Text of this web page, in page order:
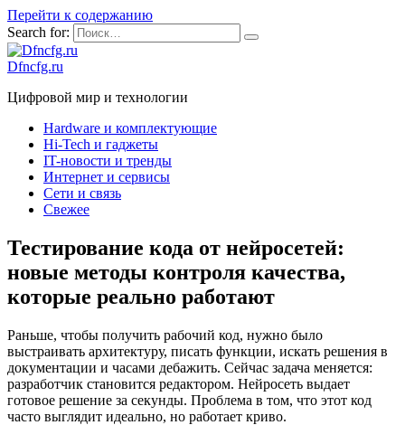
Перейти к содержанию
Search for:
Dfncfg.ru
Цифровой мир и технологии
Hardware и комплектующие
Hi-Tech и гаджеты
IT-новости и тренды
Интернет и сервисы
Сети и связь
Свежее
Тестирование кода от нейросетей:
новые методы контроля качества,
которые реально работают
Раньше, чтобы получить рабочий код, нужно было
выстраивать архитектуру, писать функции, искать решения в
документации и часами дебажить. Сейчас задача меняется:
разработчик становится редактором. Нейросеть выдает
готовое решение за секунды. Проблема в том, что этот код
часто выглядит идеально, но работает криво.